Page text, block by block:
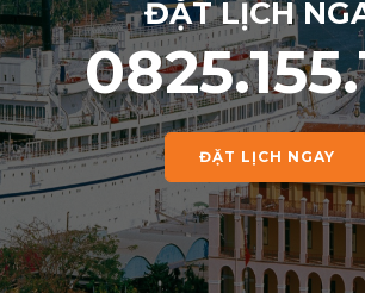
ĐẶT LỊCH
ĐẶT LỊCH NGAY